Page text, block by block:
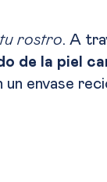
rostro. A
de la piel
envase